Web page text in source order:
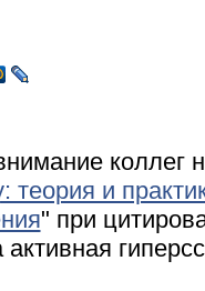
коллег
теория и
" при